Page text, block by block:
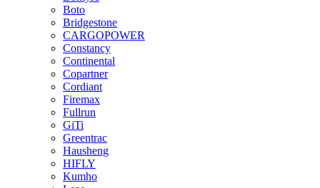
Boto
Bridgestone
CARGOPOWER
Constancy
Continental
Copartner
Cordiant
Firemax
Fullrun
GiTi
Greentrac
Hausheng
HIFLY
Kumho